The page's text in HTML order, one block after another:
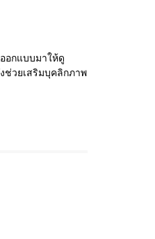
อกแบบมาให้ดู
วยเสริมบุคลิกภาพ